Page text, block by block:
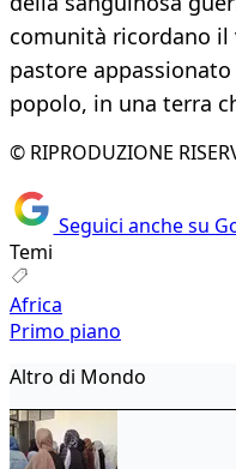
comunità ricordano il
pastore
popolo, in una terra
© RIPRODUZIONE
Seguici anche su
Temi
Africa
Primo piano
Altro di Mondo